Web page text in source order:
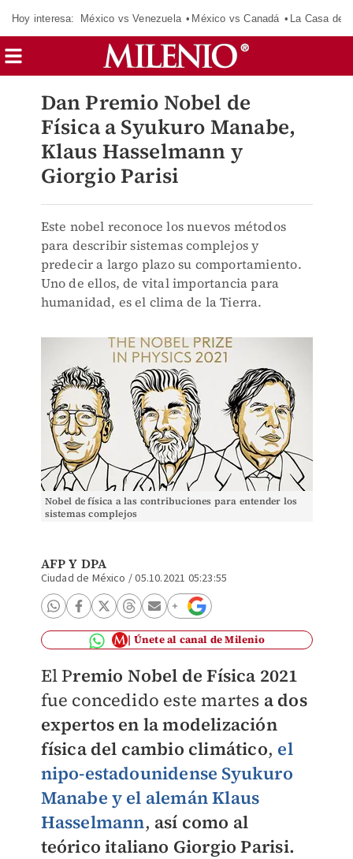
Hoy interesa: México vs Venezuela México vs Canadá La Casa de
Dan Premio Nobel de
Física a Syukuro Manabe,
Klaus Hasselmann y
Giorgio Parisi
Este nobel reconoce los nuevos métodos
para describir sistemas complejos y
predecir a largo plazo su comportamiento.
Uno de ellos, de vital importancia para
humanidad, es el clima de la Tierra.
Nobel de física a las contribuciones para entender los
sistemas complejos
AFP Y DPA
Ciudad de México /05.10.2021 05:23:55
Únete al canal de Milenio
El Premio Nobel de Física 2021
fue concedido este martes a dos
expertos en la modelización
física del cambio climático, el
nipo-estadounidense Syukuro
Manabe y el alemán Klaus
Hasselmann, así como al
teórico italiano Giorgio Parisi.